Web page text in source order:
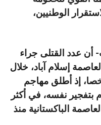
الوطنيين،
عدد القتلى جراء
إسلام آباد، خلال
ارتفع إلى 36 شخصا، إذ أطلق مهاجم
بتفجير ‌نفسه، في أكثر
الباكستانية منذ